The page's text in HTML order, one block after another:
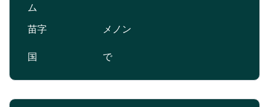
ム
苗字 メノン
国 で